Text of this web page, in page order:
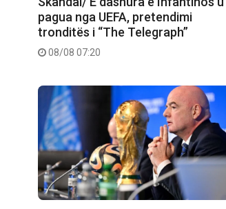
pagua nga UEFA, pretendimi
tronditës i “The Telegraph”
08/08 07:20